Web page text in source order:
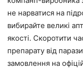
не нарватися на
вибирайте великі
якості. Скоротити
препарату від
замовлення на